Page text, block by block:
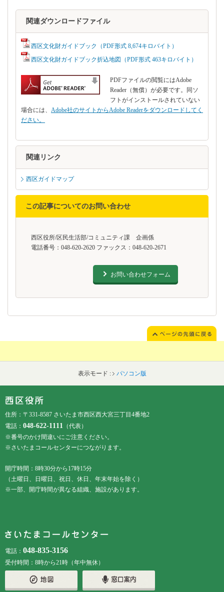
関連ダウンロードファイル
西区文化財ガイドブック（PDF形式 8,674キロバイト）
西区文化財ガイドブック折込地図（PDF形式 463キロバイト）
PDFファイルの閲覧にはAdobe
Reader（無償）が必要です。同ソ
フトがインストールされていない
場合には、 Adobe社のサイトからAdobe Readerをダウンロードしてく
ださい。
関連リンク
西区ガイドマップ
この記事についてのお問い合わせ
西区役所/区民生活部/コミュニティ課 企画係
電話番号：048-620-2620 ファックス：048-620-2671
お問い合わせフォーム
表示モード : パソコン版
住所：〒331-8587 さいたま市西区西大宮三丁目4番地2
電話： 048-622-1111 （代表）
※番号のかけ間違いにご注意ください。
※さいたまコールセンターにつながります。
開庁時間：8時30分から17時15分
（土曜日、日曜日、祝日、休日、年末年始を除く）
※一部、開庁時間が異なる組織、施設があります。
電話： 048-835-3156
受付時間：8時から21時（年中無休）